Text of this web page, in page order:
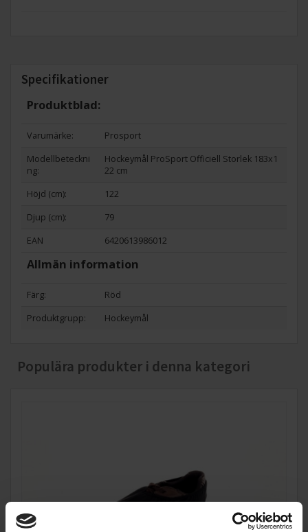
Specifikationer
Produktblad:
Varumärke:
Prosport
Modellbeteckni
ng:
Hockeymål ProSport Officiell Storlek 183x1
22 cm
Höjd (cm):
122
Djup (cm):
79
EAN
6420613986012
Allmän information
Färg:
Röd
Produktgrupp:
Hockeymål
Populära produkter i denna kategori